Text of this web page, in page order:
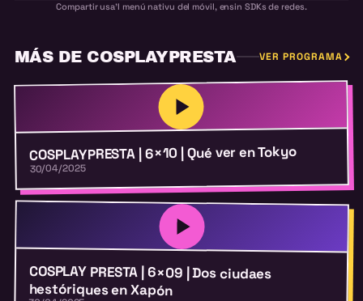
Compartir usa'l menú nativu del móvil, ensin SDKs de redes.
MÁS DE COSPLAYPRESTA VER PROGRAMA
COSPLAYPRESTA | 6×10 | Qué ver en Tokyo
30/04/2025
COSPLAY PRESTA | 6×09 | Dos ciudaes
hestóriques en Xapón